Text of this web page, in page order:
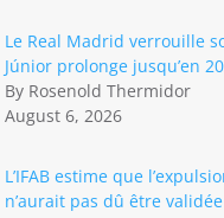
Le Real Madrid verrouille
Júnior prolonge jusqu’en
By Rosenold Thermidor
August 6, 2026
L’IFAB estime que
n’aurait pas dû être validée